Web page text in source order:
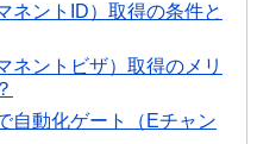
ネントID）取得の条件と
ネントビザ）取得のメリ
自動化ゲート（Eチャン